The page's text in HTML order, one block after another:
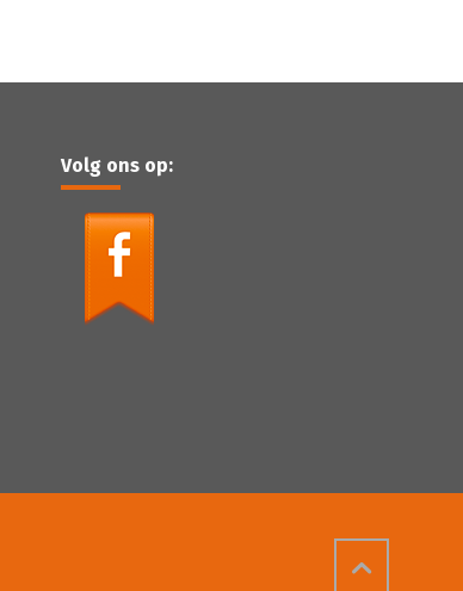
Volg ons op: